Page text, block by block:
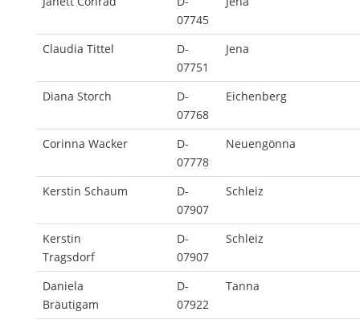
07745
Claudia Tittel
D-
07751
Jena
Diana Storch
D-
07768
Eichenberg
Corinna Wacker
D-
07778
Neuengönna
Kerstin Schaum
D-
07907
Schleiz
Kerstin
Tragsdorf
D-
07907
Schleiz
Daniela
Bräutigam
D-
07922
Tanna